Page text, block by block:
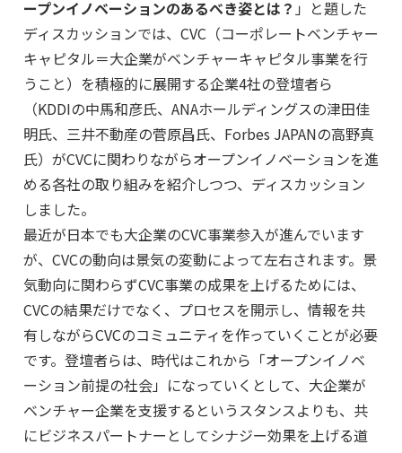
ープンイノベーションのあるべき姿とは？ 」と題した
ディスカッションでは、CVC（コーポレートベンチャー
キャピタル＝大企業がベンチャーキャピタル事業を行
うこと）を積極的に展開する企業4社の登壇者ら
（KDDIの中馬和彦氏、ANAホールディングスの津田佳
明氏、三井不動産の菅原昌氏、Forbes JAPANの高野真
氏）がCVCに関わりながらオープンイノベーションを進
める各社の取り組みを紹介しつつ、ディスカッション
しました。
最近が日本でも大企業のCVC事業参入が進んでいます
が、CVCの動向は景気の変動によって左右されます。景
気動向に関わらずCVC事業の成果を上げるためには、
CVCの結果だけでなく、プロセスを開示し、情報を共
有しながらCVCのコミュニティを作っていくことが必要
です。登壇者らは、時代はこれから「オープンイノベ
ーション前提の社会」になっていくとして、大企業が
ベンチャー企業を支援するというスタンスよりも、共
にビジネスパートナーとしてシナジー効果を上げる道